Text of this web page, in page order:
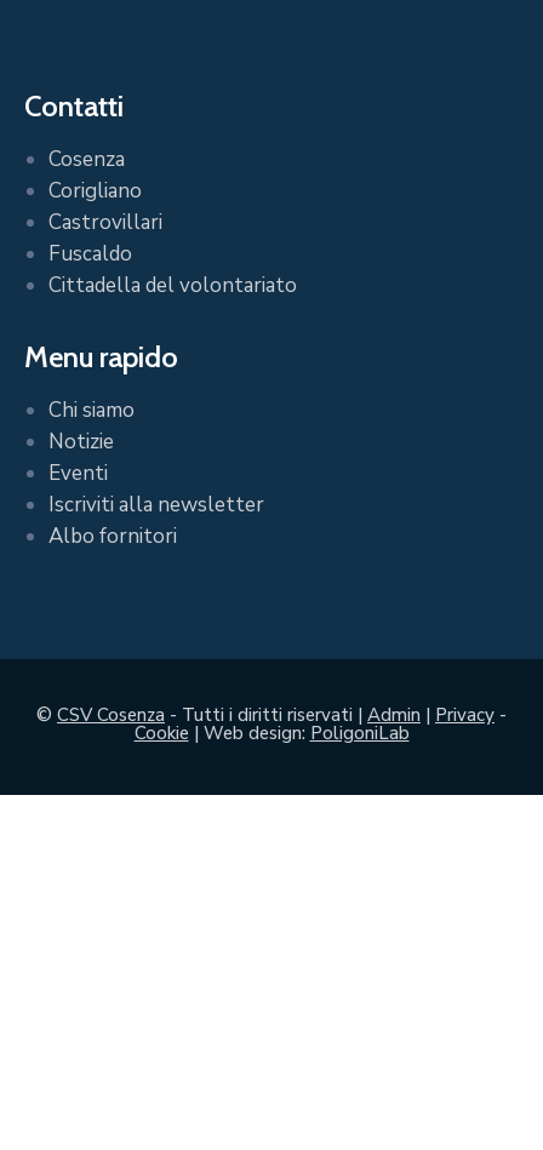
Contatti
Cosenza
Corigliano
Castrovillari
Fuscaldo
Cittadella del volontariato
Menu rapido
Chi siamo
Notizie
Eventi
Iscriviti alla newsletter
Albo fornitori
© CSV Cosenza - Tutti i diritti riservati | Admin | Privacy -
Cookie | Web design: PoligoniLab